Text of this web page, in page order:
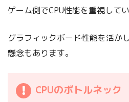
ゲーム側でCPU性能を重視して
グラフィックボード性能を活か
懸念もあります。
CPUのボトルネック